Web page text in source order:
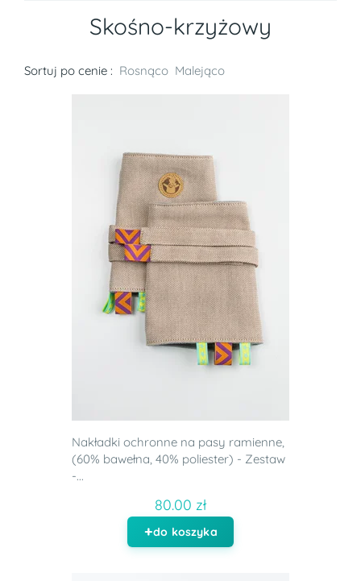
Skośno-krzyżowy
Sortuj po cenie : Rosnąco Malejąco
Nakładki ochronne na pasy ramienne,
(60% bawełna, 40% poliester) - Zestaw
-...
80.00 zł
do koszyka